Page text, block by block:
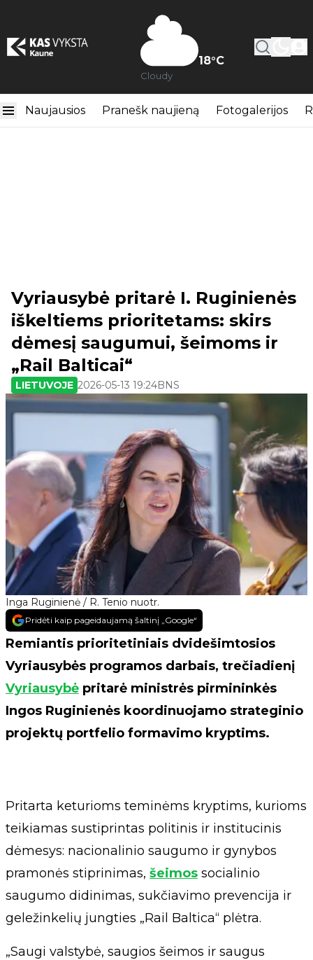
18°C
Cloudy
Naujausios Pranešk naujieną Fotogalerijos
Inga Ruginienė / R. Tenio nuotr.
Vyriausybė pritarė I. Ruginienės
iškeltiems prioritetams: skirs
dėmesį saugumui, šeimoms ir
„Rail Balticai“
LIETUVOJE 2026-05-13 19:24BNS
Pridėti kaip pageidaujamą šaltinį „Google“
Remiantis prioritetiniais dvidešimtosios
Vyriausybės programos darbais, trečiadienį
Vyriausybė pritarė ministrės pirmininkės
Ingos Ruginienės koordinuojamo strateginio
projektų portfelio formavimo kryptims.
Pritarta keturioms teminėms kryptims, kurioms
teikiamas sustiprintas politinis ir institucinis
dėmesys: nacionalinio saugumo ir gynybos
pramonės stiprinimas, šeimos socialinio
saugumo didinimas, sukčiavimo prevencija ir
geležinkelių jungties „Rail Baltica“ plėtra.
„Saugi valstybė, saugios šeimos ir saugus